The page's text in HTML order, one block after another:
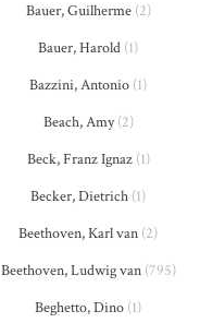
Bauer, Guilherme(2)
Bauer, Harold (1)
Bazzini, Antonio (1)
Beach, Amy(2)
Beck, Franz Ignaz(1)
Becker, Dietrich (1)
Beethoven, Karl van (2)
Beethoven, Ludwig van(795)
Beghetto, Dino (1)